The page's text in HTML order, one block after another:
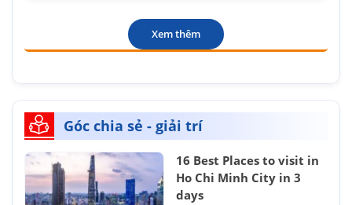
Xem thêm
Góc chia sẻ - giải trí
16 Best Places to visit in
Ho Chi Minh City in 3
days